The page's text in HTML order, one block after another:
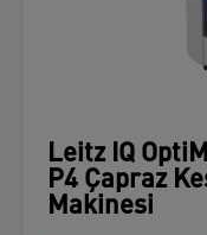
Leitz IQ
P4 Çapraz
Makinesi